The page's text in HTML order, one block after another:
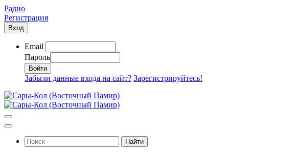
Радио
Регистрация
Вход
Email
Пароль
Забыли данные входа на сайт? Зарегистрируйтесь!
Найти